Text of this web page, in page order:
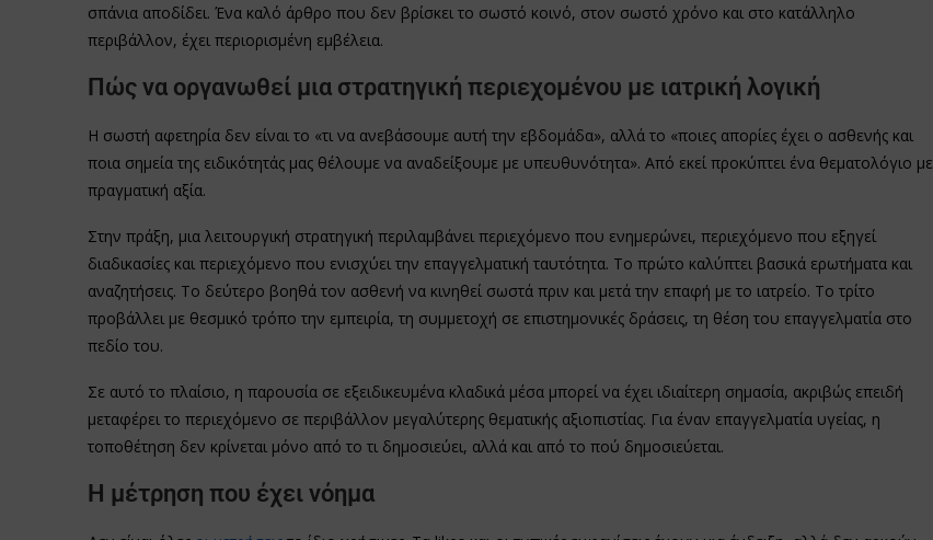
σπάνια αποδίδει. Ένα καλό άρθρο που δεν βρίσκει το σωστό κοινό, στον σωστό χρόνο και στο κατάλληλο
περιβάλλον, έχει περιορισμένη εμβέλεια.
Πώς να οργανωθεί μια στρατηγική περιεχομένου με ιατρική λογική
Η σωστή αφετηρία δεν είναι το «τι να ανεβάσουμε αυτή την εβδομάδα», αλλά το «ποιες απορίες έχει ο ασθενής και
ποια σημεία της ειδικότητάς μας θέλουμε να αναδείξουμε με υπευθυνότητα». Από εκεί προκύπτει ένα θεματολόγιο με
πραγματική αξία.
Στην πράξη, μια λειτουργική στρατηγική περιλαμβάνει περιεχόμενο που ενημερώνει, περιεχόμενο που εξηγεί
διαδικασίες και περιεχόμενο που ενισχύει την επαγγελματική ταυτότητα. Το πρώτο καλύπτει βασικά ερωτήματα και
αναζητήσεις. Το δεύτερο βοηθά τον ασθενή να κινηθεί σωστά πριν και μετά την επαφή με το ιατρείο. Το τρίτο
προβάλλει με θεσμικό τρόπο την εμπειρία, τη συμμετοχή σε επιστημονικές δράσεις, τη θέση του επαγγελματία στο
πεδίο του.
Σε αυτό το πλαίσιο, η παρουσία σε εξειδικευμένα κλαδικά μέσα μπορεί να έχει ιδιαίτερη σημασία, ακριβώς επειδή
μεταφέρει το περιεχόμενο σε περιβάλλον μεγαλύτερης θεματικής αξιοπιστίας. Για έναν επαγγελματία υγείας, η
τοποθέτηση δεν κρίνεται μόνο από το τι δημοσιεύει, αλλά και από το πού δημοσιεύεται.
Η μέτρηση που έχει νόημα